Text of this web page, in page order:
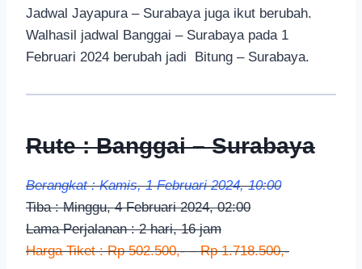
Jadwal Jayapura – Surabaya juga ikut berubah.
Walhasil jadwal Banggai – Surabaya pada 1
Februari 2024 berubah jadi Bitung – Surabaya.
Rute : Banggai – Surabaya
Berangkat : Kamis, 1 Februari 2024, 10:00
Tiba : Minggu, 4 Februari 2024, 02:00
Lama Perjalanan : 2 hari, 16 jam
Harga Tiket : Rp 502.500,- – Rp 1.718.500,-